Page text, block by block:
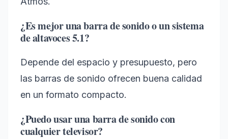
¿Es mejor una barra de sonido o un sistema
de altavoces 5.1?
Depende del espacio y presupuesto, pero
las barras de sonido ofrecen buena calidad
en un formato compacto.
¿Puedo usar una barra de sonido con
cualquier televisor?